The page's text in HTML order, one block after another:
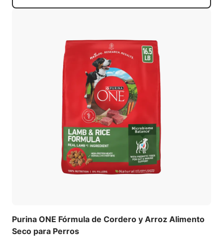
Purina ONE Fórmula de Cordero y Arroz Alimento
Seco para Perros